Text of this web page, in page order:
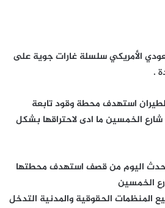
الأمريكي سلسلة غارات جوية على
.
استهدف محطة وقود تابعة
الخمسين ما ادى لاحتراقها بشكل
اليوم من قصف استهدف محطتها
الخمسين
المنظمات الحقوقية والمدنية التدخل